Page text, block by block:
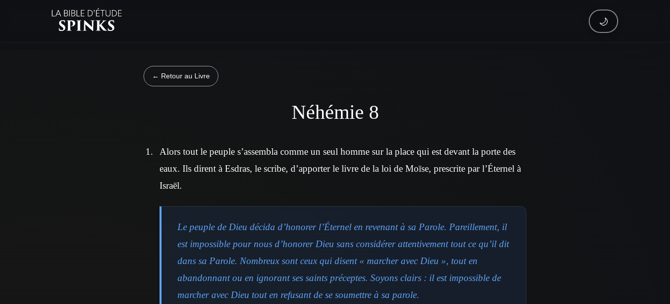
🌙
← Retour au Livre
Néhémie 8
Alors tout le peuple s’assembla comme un seul homme sur la place qui est devant la porte des
eaux. Ils dirent à Esdras, le scribe, d’apporter le livre de la loi de Moïse, prescrite par l’Éternel à
Israël.
Le peuple de Dieu décida d’honorer l’Éternel en revenant à sa Parole. Pareillement, il
est impossible pour nous d’honorer Dieu sans considérer attentivement tout ce qu’il dit
dans sa Parole. Nombreux sont ceux qui disent « marcher avec Dieu », tout en
abandonnant ou en ignorant ses saints préceptes. Soyons clairs : il est impossible de
marcher avec Dieu tout en refusant de se soumettre à sa parole.